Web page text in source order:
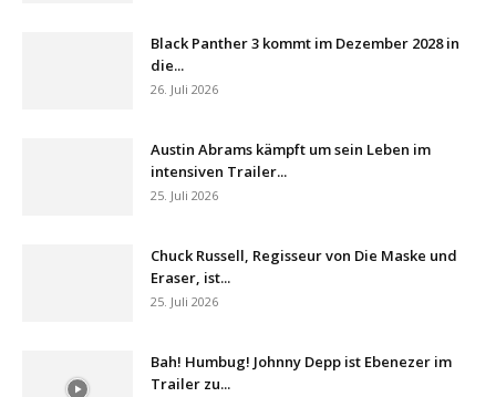
Black Panther 3 kommt im Dezember 2028 in
die...
26. Juli 2026
Austin Abrams kämpft um sein Leben im
intensiven Trailer...
25. Juli 2026
Chuck Russell, Regisseur von Die Maske und
Eraser, ist...
25. Juli 2026
Bah! Humbug! Johnny Depp ist Ebenezer im
Trailer zu...